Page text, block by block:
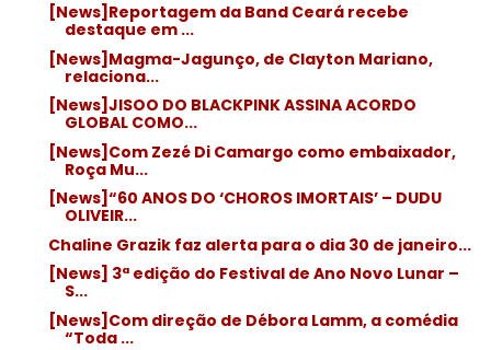
[News]Reportagem da Band Ceará recebe
destaque em ...
[News]Magma-Jagunço, de Clayton Mariano,
relaciona...
[News]JISOO DO BLACKPINK ASSINA ACORDO
GLOBAL COMO...
[News]Com Zezé Di Camargo como embaixador,
Roça Mu...
[News]“60 ANOS DO ‘CHOROS IMORTAIS’ – DUDU
OLIVEIR...
Chaline Grazik faz alerta para o dia 30 de janeiro...
[News] 3ª edição do Festival de Ano Novo Lunar –
S...
[News]Com direção de Débora Lamm, a comédia
“Toda ...